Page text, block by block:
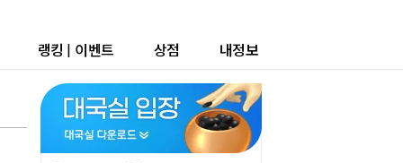
랭킹 | 이벤트 상점 내정보